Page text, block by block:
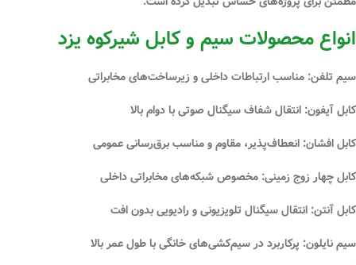
انواع محصولات سیم و کابل شیرکوه یزد
سیم تلفن: مناسب ارتباطات داخلی و زیرساخت‌های مخابراتی
کابل آیفون: انتقال شفاف سیگنال صوتی با دوام بالا
کابل افشان: انعطاف‌پذیر، مقاوم و مناسب برق‌رسانی عمومی
کابل چهار زوج زمینی: مخصوص شبکه‌های مخابراتی داخلی
کابل آنتن: انتقال سیگنال تلویزیونی و رادیویی بدون افت
سیم نایلون: پرکاربرد در سیم‌کشی‌های خانگی با طول عمر بالا